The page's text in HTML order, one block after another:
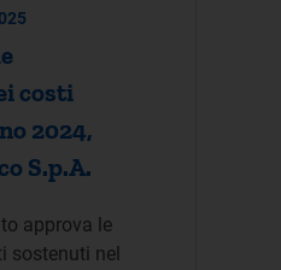
costi
2024,
S.p.A.
approva le
sostenuti nel